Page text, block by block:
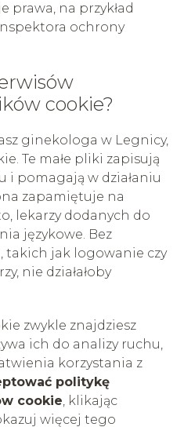
prawa, na przykład
ochrony
cookie?
ginekologa w Legnicy,
Te małe pliki zapisują
i pomagają w działaniu
zapamiętuje na
lekarzy dodanych do
językowe. Bez
takich jak logowanie czy
nie działałoby
zwykle znajdziesz
ich do analizy ruchu,
korzystania z
politykę
cookie, klikając
więcej tego